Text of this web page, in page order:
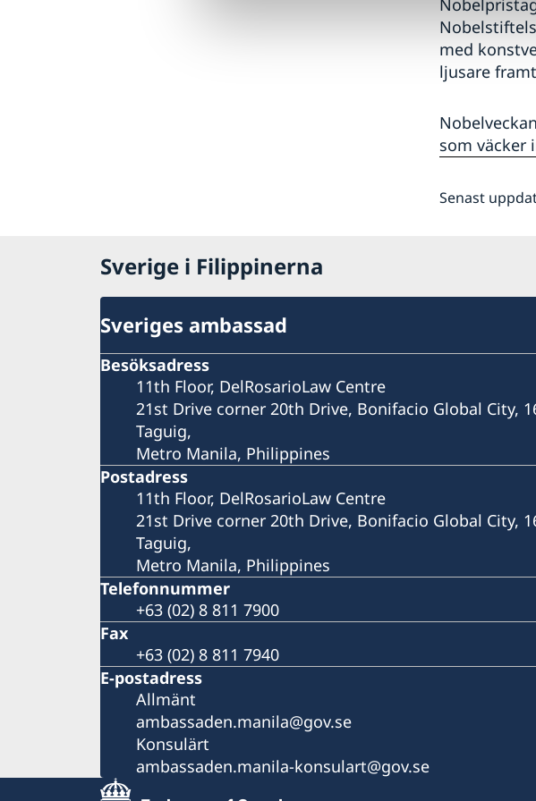
med
ljusare
som väcker
Senast
Sverige i Filippinerna
Sveriges ambassad
Besöksadress
11th Floor, DelRosarioLaw Centre
21st Drive corner 20th Drive, Bonifacio Global City,
Taguig,
Metro Manila, Philippines
Postadress
11th Floor, DelRosarioLaw Centre
21st Drive corner 20th Drive, Bonifacio Global City,
Taguig,
Metro Manila, Philippines
Telefonnummer
+63 (02) 8 811 7900
Fax
+63 (02) 8 811 7940
E-postadress
Allmänt
ambassaden.manila@gov.se
Konsulärt
ambassaden.manila-konsulart@gov.se